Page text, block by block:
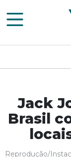
Jack
Brasil
Reprodução/